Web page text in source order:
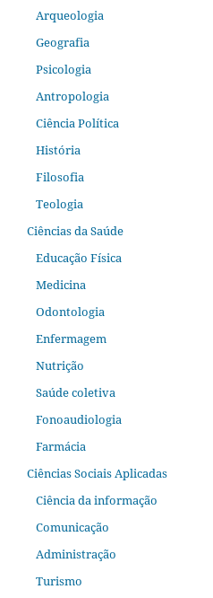
Arqueologia
Geografia
Psicologia
Antropologia
Ciência Política
História
Filosofia
Teologia
Ciências da Saúde
Educação Física
Medicina
Odontologia
Enfermagem
Nutrição
Saúde coletiva
Fonoaudiologia
Farmácia
Ciências Sociais Aplicadas
Ciência da informação
Comunicação
Administração
Turismo